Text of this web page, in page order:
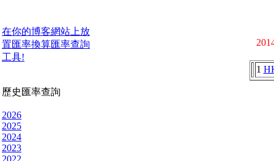
在你的博客網站上放
置匯率換算匯率查詢
工具!
歷史匯率查詢
2026
2025
2024
2023
1